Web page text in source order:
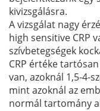
kivizsgálásra.
A vizsgálat nagy
high sensitive CRP
szívbetegségek
CRP értéke
van, azoknál 1,5-4-
mint azoknál az
normál tartomány